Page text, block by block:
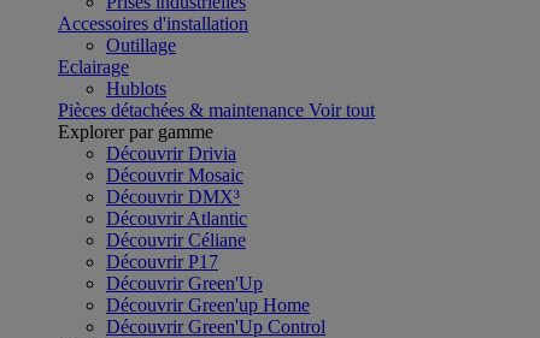
Accessoires d'installation
Outillage
Eclairage
Hublots
Pièces détachées & maintenance Voir tout
Explorer par gamme
Découvrir Drivia
Découvrir Mosaic
Découvrir DMX³
Découvrir Atlantic
Découvrir Céliane
Découvrir P17
Découvrir Green'Up
Découvrir Green'up Home
Découvrir Green'Up Control